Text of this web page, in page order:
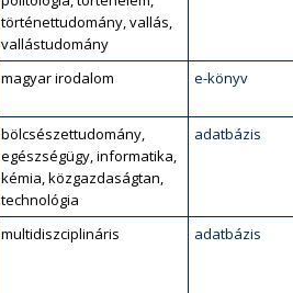
történettudomány, vallás,
vallástudomány
magyar irodalom e-könyv
bölcsészettudomány,
egészségügy, informatika,
kémia, közgazdaságtan,
technológia
adatbázis
multidiszciplináris adatbázis